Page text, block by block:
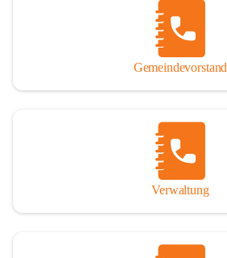
Gemeindevorstand
Verwaltung